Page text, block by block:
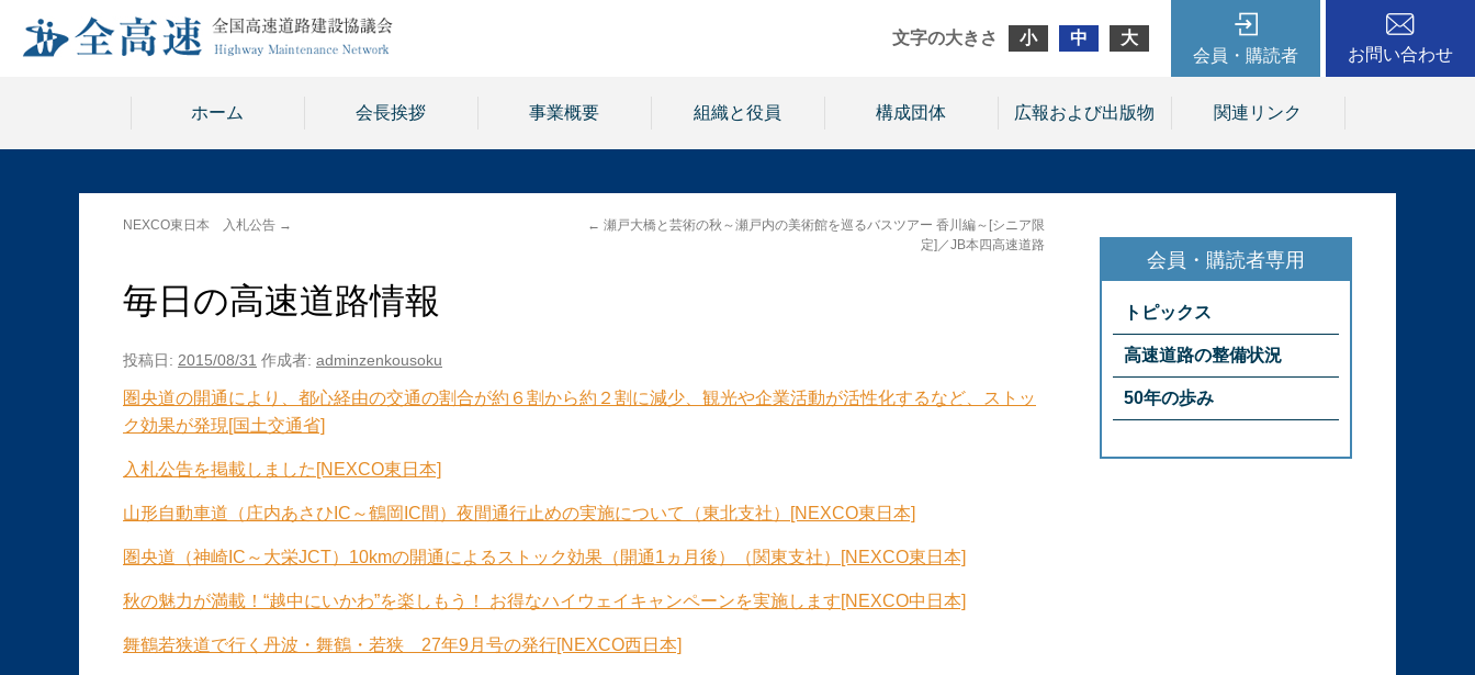
文字の大きさ 小 中
大
会員・購読者
お問い合わせ
ホーム 会長挨拶 事業概要 組織と役員 構成団体 広報および出版物 関連リンク
← 瀬戸大橋と芸術の秋～瀬戸内の美術館を巡るバスツアー 香川編～[シニア限
定]／JB本四高速道路
NEXCO東日本 入札公告 →
毎日の高速道路情報
投稿日: 2015/08/31 作成者: adminzenkousoku
圏央道の開通により、都心経由の交通の割合が約６割から約２割に減少、観光や企業活動が活性化するなど、ストッ
ク効果が発現[国土交通省]
入札公告を掲載しました[NEXCO東日本]
山形自動車道（庄内あさひIC～鶴岡IC間）夜間通行止めの実施について（東北支社）[NEXCO東日本]
圏央道（神崎IC～大栄JCT）10kmの開通によるストック効果（開通1ヵ月後）（関東支社）[NEXCO東日本]
秋の魅力が満載！“越中にいかわ”を楽しもう！ お得なハイウェイキャンペーンを実施します[NEXCO中日本]
舞鶴若狭道で行く丹波・舞鶴・若狭 27年9月号の発行[NEXCO西日本]
トピックス
高速道路の整備状況
50年の歩み